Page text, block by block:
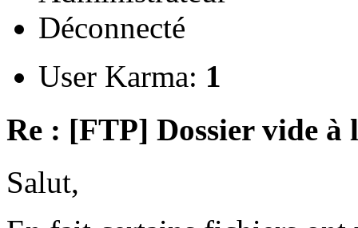
Déconnecté
User Karma: 1
Re : [FTP] Dossier vide à
Salut,